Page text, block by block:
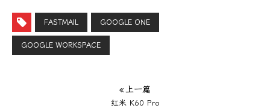
FASTMAIL GOOGLE ONE
GOOGLE WORKSPACE
« 上一篇
红米 K60 Pro